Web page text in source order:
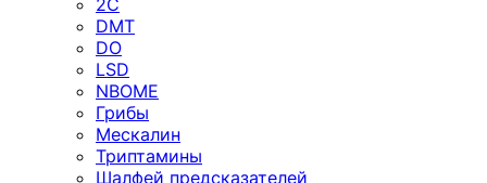
2C
DMT
DO
LSD
NBOME
Грибы
Мескалин
Триптамины
Шалфей предсказателей